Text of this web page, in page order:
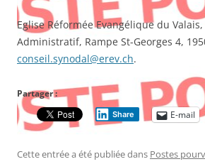
Eglise Réformée Evangélique du
Administratif, Rampe St-Georges 4,
conseil.synodal@erev.ch.
Partager :
Share E-mail
Cette entrée a été publiée dans Postes